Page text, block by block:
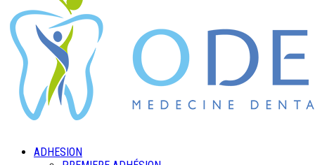
ADHESION